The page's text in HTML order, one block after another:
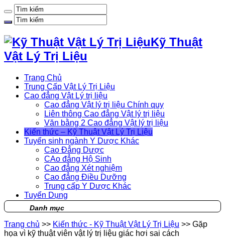
Kỹ Thuật
Vật Lý Trị Liệu
Trang Chủ
Trung Cấp Vật Lý Trị Liệu
Cao đẳng Vật Lý trị liệu
Cao đẳng Vật lý trị liệu Chính quy
Liên thông Cao đẳng Vật lý trị liệu
Văn bằng 2 Cao đẳng Vật lý trị liệu
Kiến thức – Kỹ Thuật Vật Lý Trị Liệu
Tuyển sinh ngành Y Dược Khác
Cao Đẳng Dược
CAo đẳng Hộ Sinh
Cao đẳng Xét nghiệm
Cao đẳng Điều Dưỡng
Trung cấp Y Dược Khác
Tuyển Dụng
Danh mục
Trang chủ >> Kiến thức - Kỹ Thuật Vật Lý Trị Liệu >> Gặp
họa vì kỹ thuật viên vật lý trị liệu giác hơi sai cách